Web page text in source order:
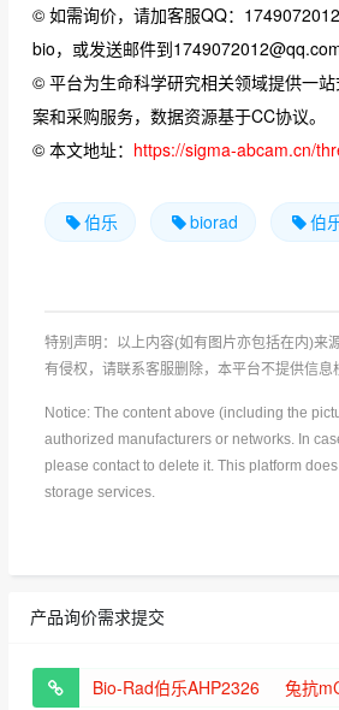
© 如需询价，请加客服QQ：
bio，或发送邮件到
© 平台为生命科学研究相关领域提供一
案和采购服务，数据资源基于CC协议。
© 本文地址： https://sigma-abcam.cn/
伯乐 biorad 伯
特别声明：以上内容(如有图片亦包括在内)来
有侵权，请联系客服删除，本平台不提供信息
Notice: The content above (including the
authorized manufacturers or networks. In
please contact to delete it. This platform
storage services.
产品询价需求提交